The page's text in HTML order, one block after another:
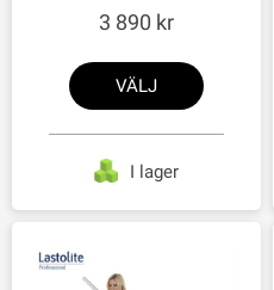
3 890
VÄLJ
I lager